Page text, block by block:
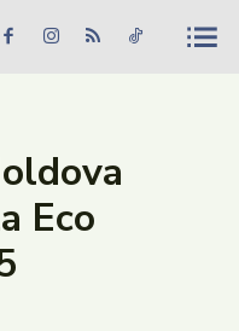
Căutare
Eco